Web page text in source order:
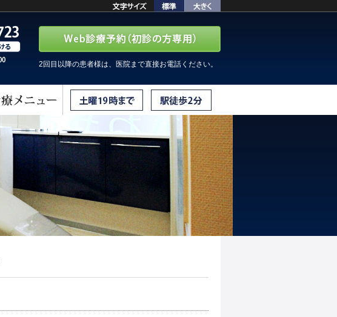
2回目以降の患者様は、医院まで直接お電話ください。